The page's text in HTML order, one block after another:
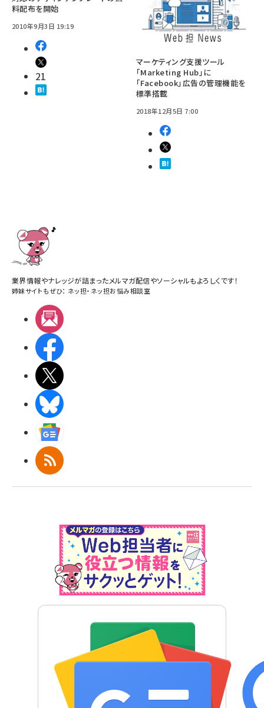
料配布を開始
2010年9月3日 19:19
21
マーケティング支援ツール
「Marketing Hub」に
「Facebook」広告の管理機能を
標準搭載
2018年12月5日 7:00
業界情報やナレッジが詰まったメルマガ配信やソーシャルもよろしくです！
姉妹サイトもぜひ： ネッ担・ ネッ担お悩み相談室
RSS